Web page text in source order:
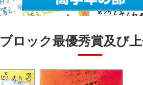
ブロック最優秀賞及び